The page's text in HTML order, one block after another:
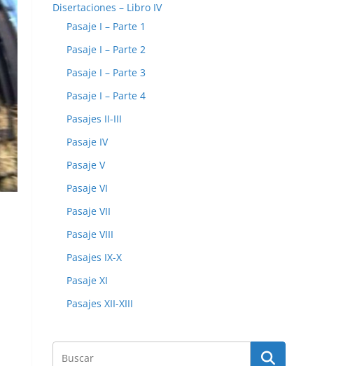
Disertaciones – Libro IV
Pasaje I – Parte 1
Pasaje I – Parte 2
Pasaje I – Parte 3
Pasaje I – Parte 4
Pasajes II-III
Pasaje IV
Pasaje V
Pasaje VI
Pasaje VII
Pasaje VIII
Pasajes IX-X
Pasaje XI
Pasajes XII-XIII